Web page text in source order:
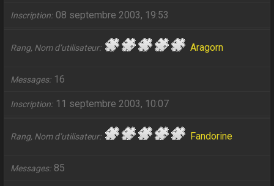
Inscription 08 septembre 2003, 19:53
Rang, Nom d’utilisateur Aragorn
Messages 16
Inscription 11 septembre 2003, 10:07
Rang, Nom d’utilisateur Fandorine
Messages 85